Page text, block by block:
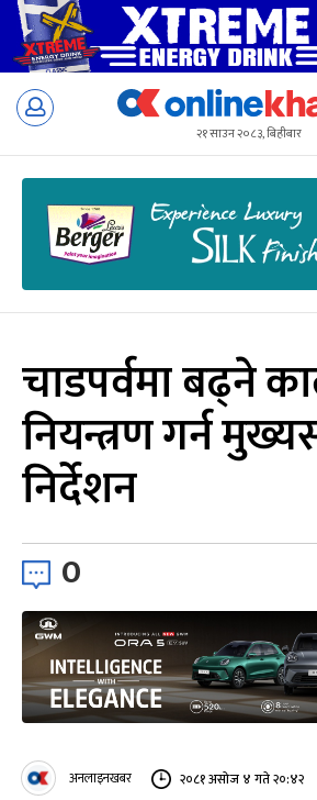
Skip
२१ साउन २०८३, बिहीबार
चाडपर्वमा बढ्ने
नियन्त्रण गर्न
निर्देशन
0
अनलाइनखबर २०८१ असोज ४ गते २०:४२